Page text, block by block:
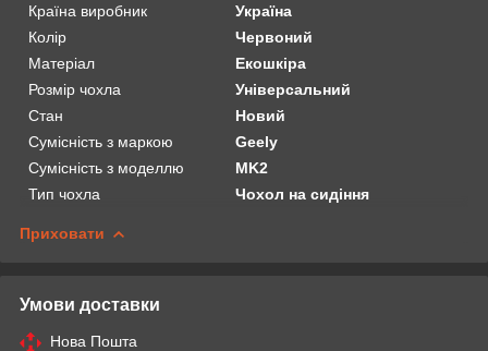
Країна виробник
Україна
Колір
Червоний
Матеріал
Екошкіра
Розмір чохла
Універсальний
Стан
Новий
Сумісність з маркою
Geely
Сумісність з моделлю
MK2
Тип чохла
Чохол на сидіння
Приховати
Умови доставки
Нова Пошта